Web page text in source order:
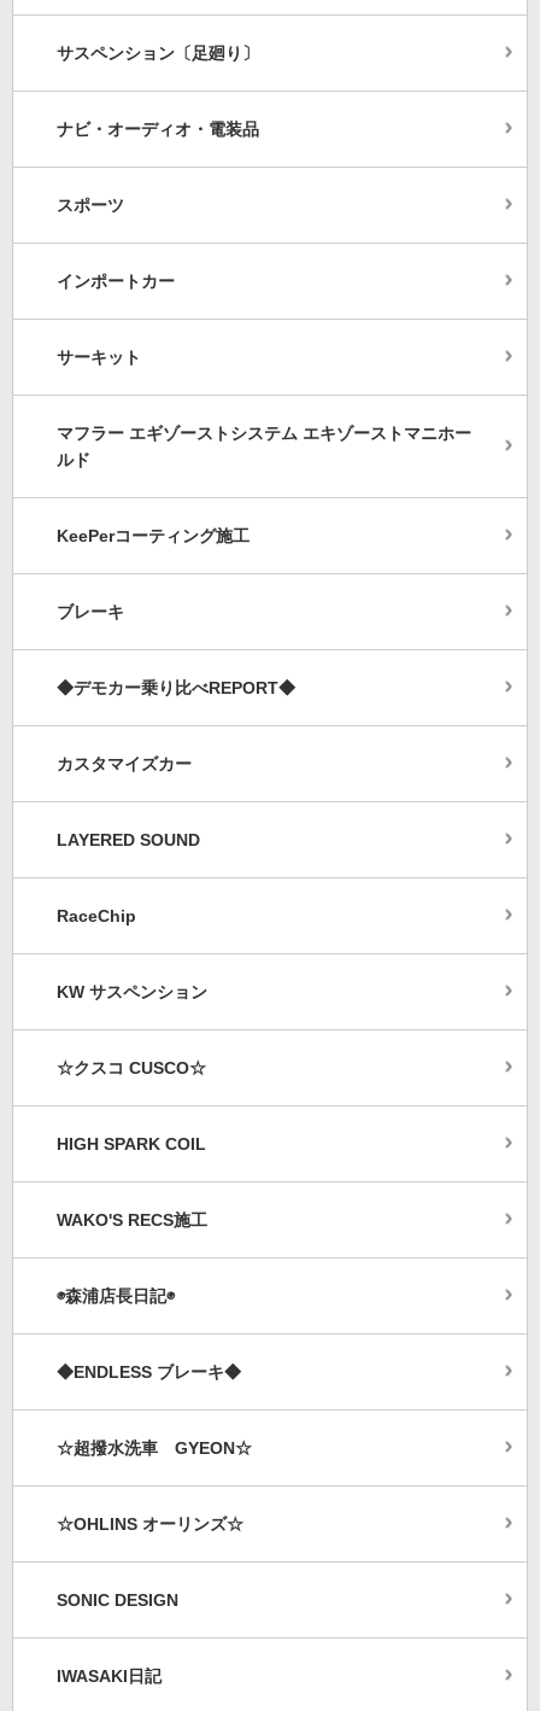
サスペンション〔足廻り〕
ナビ・オーディオ・電装品
スポーツ
インポートカー
サーキット
マフラー エギゾーストシステム エキゾーストマニホー
ルド
KeePerコーティング施工
ブレーキ
◆デモカー乗り比べREPORT◆
カスタマイズカー
LAYERED SOUND
RaceChip
KW サスペンション
☆クスコ CUSCO☆
HIGH SPARK COIL
WAKO'S RECS施工
◉森浦店長日記◉
◆ENDLESS ブレーキ◆
☆超撥水洗車 GYEON☆
☆OHLINS オーリンズ☆
SONIC DESIGN
IWASAKI日記